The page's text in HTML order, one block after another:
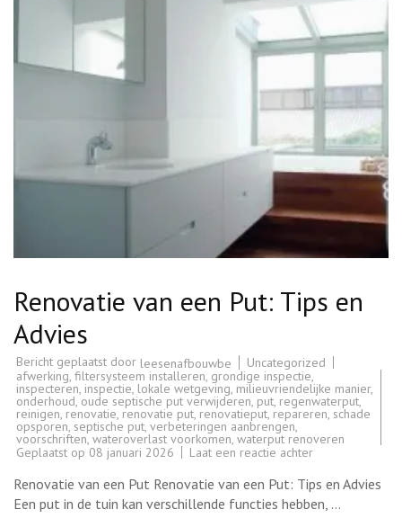
Renovatie van een Put: Tips en
Advies
Bericht geplaatst door leesenafbouwbe
Uncategorized
afwerking filtersysteem installeren grondige inspectie
inspecteren inspectie lokale wetgeving milieuvriendelijke manier,
onderhoud oude septische put verwijderen put regenwaterput
reinigen renovatie renovatie put renovatieput repareren schade
opsporen septische put verbeteringen aanbrengen
voorschriften, wateroverlast voorkomen waterput renoveren
Geplaatst op 08 januari 2026 Laat een reactie achterop
een
Put:
Tips
Renovatie van een Put Renovatie van een Put: Tips en Advies
Een put in de tuin kan verschillende functies hebben, …